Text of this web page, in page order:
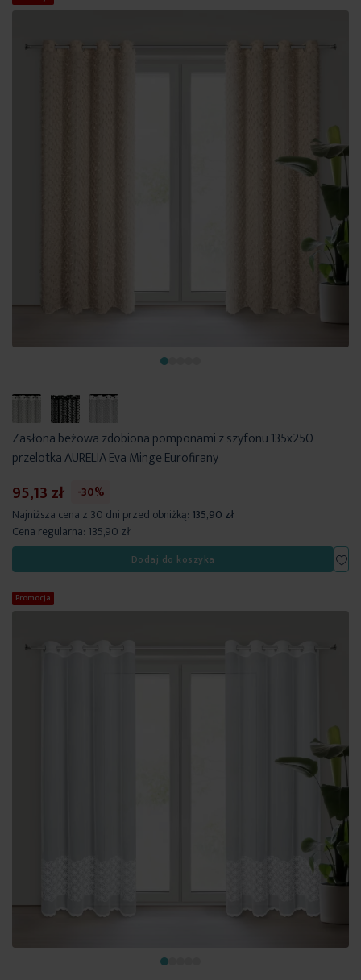
Zasłona beżowa zdobiona pomponami z szyfonu 135x250
przelotka AURELIA Eva Minge Eurofirany
95,13 zł
-30%
Najniższa cena z 30 dni przed obniżką: 135,90 zł
Cena regularna: 135,90 zł
Dodaj do koszyka
Promocja